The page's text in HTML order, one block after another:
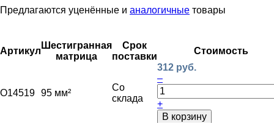
Предлагаются уценённые и аналогичные товары
Артикул
Шестигранная
матрица
Срок
поставки
Стоимость
O14519 95 мм²
Со
склада
312 руб.
–
+
В корзину